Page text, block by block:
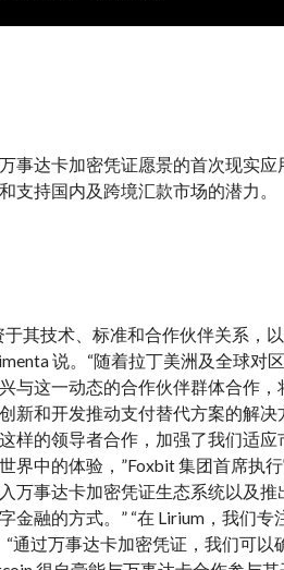
事达卡加密凭证愿景的首次现实
支持国内及跨境汇款市场的潜力。
于其技术、标准和合作伙伴关系，
说。“随着拉丁美洲及全球
与这一动态的合作伙伴群体合作
新和开发推动支付替代方案的解决
样的领导者合作，加强了我们适
界中的体验，”Foxbit 集团首席执
万事达卡加密凭证生态系统以及
金融的方式。” “在 Lirium，我们
“通过万事达卡加密凭证，我们可